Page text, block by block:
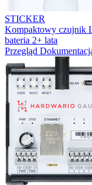
STICKER
Kompaktowy czujnik
bateria 2+ lata
Przegląd